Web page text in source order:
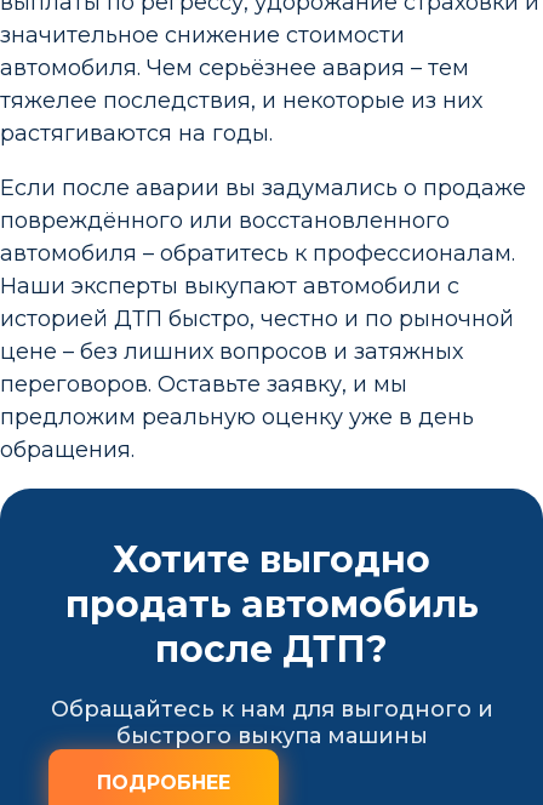
значительное снижение стоимости
автомобиля. Чем серьёзнее авария – тем
тяжелее последствия, и некоторые из них
растягиваются на годы.
Если после аварии вы задумались о продаже
повреждённого или восстановленного
автомобиля – обратитесь к профессионалам.
Наши эксперты выкупают автомобили с
историей ДТП быстро, честно и по рыночной
цене – без лишних вопросов и затяжных
переговоров. Оставьте заявку, и мы
предложим реальную оценку уже в день
обращения.
Хотите выгодно
продать автомобиль
после ДТП?
Обращайтесь к нам для выгодного и
быстрого выкупа машины
ПОДРОБНЕЕ